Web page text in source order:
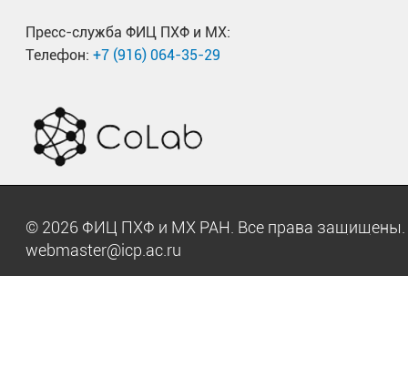
Пресс-служба ФИЦ ПХФ и МХ:
Телефон: +7 (916) 064-35-29
© 2026 ФИЦ ПХФ и МХ РАН. Все права
webmaster@icp.ac.ru